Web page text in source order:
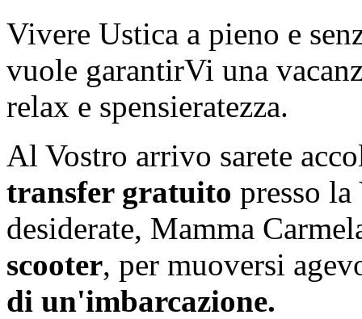
Vivere Ustica a pieno e
vuole garantirVi una
relax e spensieratezza.
Al Vostro arrivo sarete
transfer gratuito presso
desiderate, Mamma
scooter, per muoversi
di un'imbarcazione.